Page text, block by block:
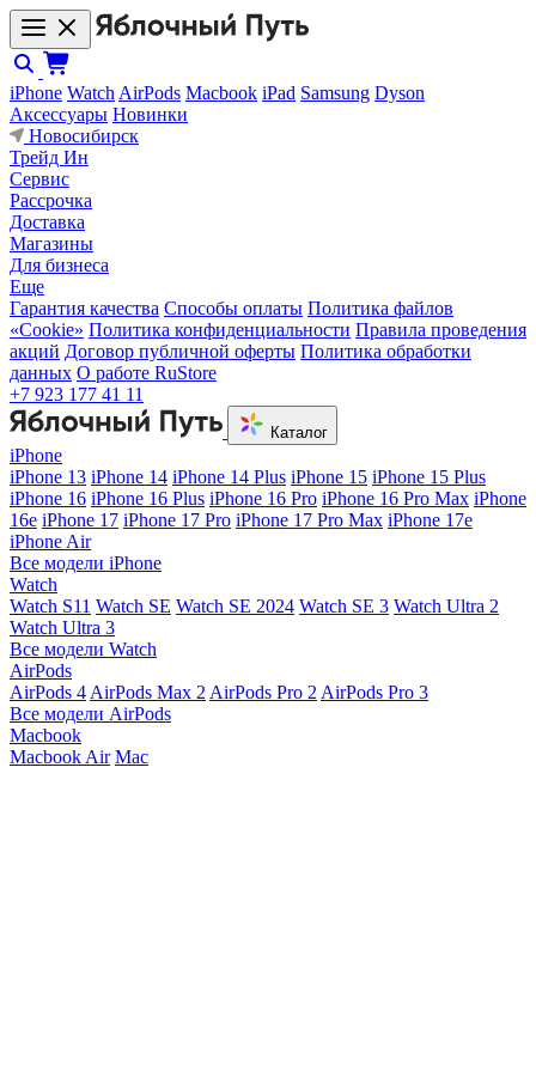
iPhone Watch AirPods Macbook iPad Samsung Dyson
Аксессуары Новинки
Новосибирск
Трейд Ин
Сервис
Рассрочка
Доставка
Магазины
Для бизнеса
Еще
Гарантия качества Способы оплаты Политика файлов
«Cookie» Политика конфиденциальности Правила проведения
акций Договор публичной оферты Политика обработки
данных О работе RuStore
+7 923 177 41 11
Каталог
iPhone
iPhone 13 iPhone 14 iPhone 14 Plus iPhone 15 iPhone 15 Plus
iPhone 16 iPhone 16 Plus iPhone 16 Pro iPhone 16 Pro Max iPhone
16e iPhone 17 iPhone 17 Pro iPhone 17 Pro Max iPhone 17e
iPhone Air
Все модели iPhone
Watch
Watch S11 Watch SE Watch SE 2024 Watch SE 3 Watch Ultra 2
Watch Ultra 3
Все модели Watch
AirPods
AirPods 4 AirPods Max 2 AirPods Pro 2 AirPods Pro 3
Все модели AirPods
Macbook
Macbook Air Mac